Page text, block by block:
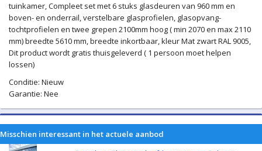
tuinkamer, Compleet set met 6 stuks glasdeuren van 960 mm en
boven- en onderrail, verstelbare glasprofielen, glasopvang-
tochtprofielen en twee grepen 2100mm hoog ( min 2070 en max 2110
mm) breedte 5610 mm, breedte inkortbaar, kleur Mat zwart RAL 9005,
Dit product wordt gratis thuisgeleverd ( 1 persoon moet helpen
lossen)
Conditie: Nieuw
Garantie: Nee
Misschien interessant in het actuele aanbod